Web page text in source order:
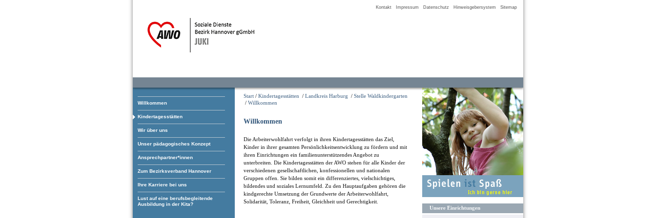
Kontakt Impressum Datenschutz Hinweisgebersystem Sitemap
Willkommen
Kindertagesstätten
Wir über uns
Unser pädagogisches Konzept
Ansprechpartner*innen
Zum Bezirksverband Hannover
Ihre Karriere bei uns
Lust auf eine berufsbegleitende
Ausbildung in der Kita?
Start / Kindertagesstätten / Landkreis Harburg / Stelle Waldkindergarten
/ Willkommen
Willkommen
Die Arbeiterwohlfahrt verfolgt in ihren Kindertagesstätten das Ziel,
Kinder in ihrer gesamten Persönlichkeitsentwicklung zu fördern und mit
ihren Einrichtungen ein familienunterstützendes Angebot zu
unterbreiten. Die Kindertagesstätten der AWO stehen für alle Kinder der
verschiedenen gesellschaftlichen, konfessionellen und nationalen
Gruppen offen. Sie bilden somit ein differenziertes, vielschichtiges,
bildendes und soziales Lernumfeld. Zu den Hauptaufgaben gehören die
kindgerechte Umsetzung der Grundwerte der Arbeiterwohlfahrt,
Solidarität, Toleranz, Freiheit, Gleichheit und Gerechtigkeit.
Unsere Einrichtungen